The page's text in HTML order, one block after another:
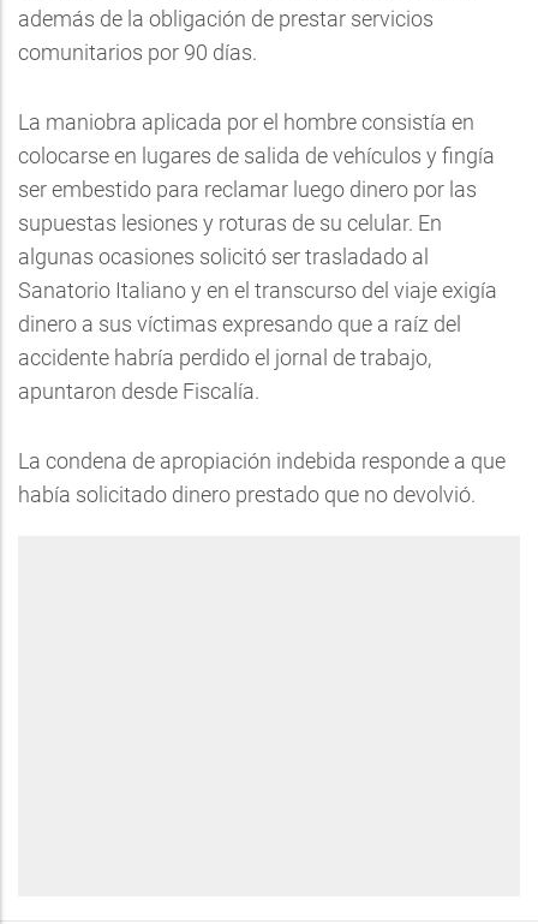
además de la obligación de prestar servicios
comunitarios por 90 días.
La maniobra aplicada por el hombre consistía en
colocarse en lugares de salida de vehículos y fingía
ser embestido para reclamar luego dinero por las
supuestas lesiones y roturas de su celular. En
algunas ocasiones solicitó ser trasladado al
Sanatorio Italiano y en el transcurso del viaje exigía
dinero a sus víctimas expresando que a raíz del
accidente habría perdido el jornal de trabajo,
apuntaron desde Fiscalía.
La condena de apropiación indebida responde a que
había solicitado dinero prestado que no devolvió.